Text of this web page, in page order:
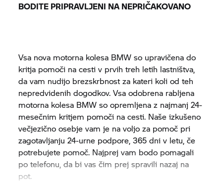
BODITE PRIPRAVLJENI NA NEPRIČAKOVANO
Vsa nova motorna kolesa BMW so upravičena do
kritja pomoči na cesti v prvih treh letih lastništva,
da vam nudijo brezskrbnost za kateri koli od teh
nepredvidenih dogodkov. Vsa odobrena rabljena
motorna kolesa BMW so opremljena z najmanj 24-
mesečnim kritjem pomoči na cesti. Naše izkušeno
večjezično osebje vam je na voljo za pomoč pri
zagotavljanju 24-urne podpore, 365 dni v letu, če
potrebujete pomoč. Najprej vam bodo pomagali
po telefonu, da bi vas čim prej spravili nazaj na
pot.